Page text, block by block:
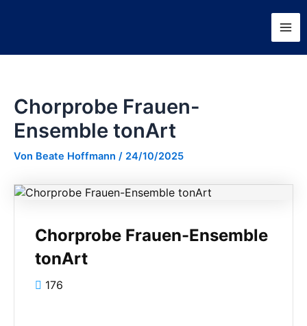
Chorprobe Frauen-
Ensemble tonArt
Von Beate Hoffmann / 24/10/2025
Chorprobe Frauen-Ensemble
tonArt
176